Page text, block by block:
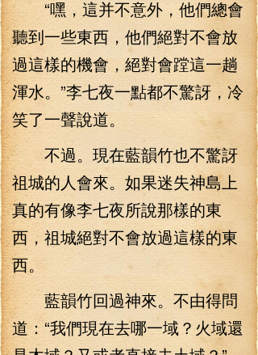
“嘿，這并不意外，他們總會
聽到一些東西，他們絕對不會放
過這樣的機會，絕對會蹚這一趟
渾水。”李七夜一點都不驚訝，冷
笑了一聲說道。
不過。現在藍韻竹也不驚訝
祖城的人會來。如果迷失神島上
真的有像李七夜所說那樣的東
西，祖城絕對不會放過這樣的東
西。
藍韻竹回過神來。不由得問
道：“我們現在去哪一域？火域還